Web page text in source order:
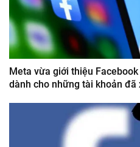
Meta vừa giới thiệu
dành cho những tài khoản